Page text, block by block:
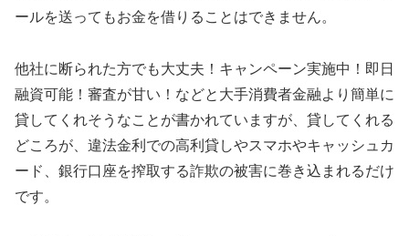
ールを送ってもお金を借りることはできません。
他社に断られた方でも大丈夫！キャンペーン実施中！即日
融資可能！審査が甘い！などと大手消費者金融より簡単に
貸してくれそうなことが書かれていますが、貸してくれる
どころが、違法金利での高利貸しやスマホやキャッシュカ
ード、銀行口座を搾取する詐欺の被害に巻き込まれるだけ
です。